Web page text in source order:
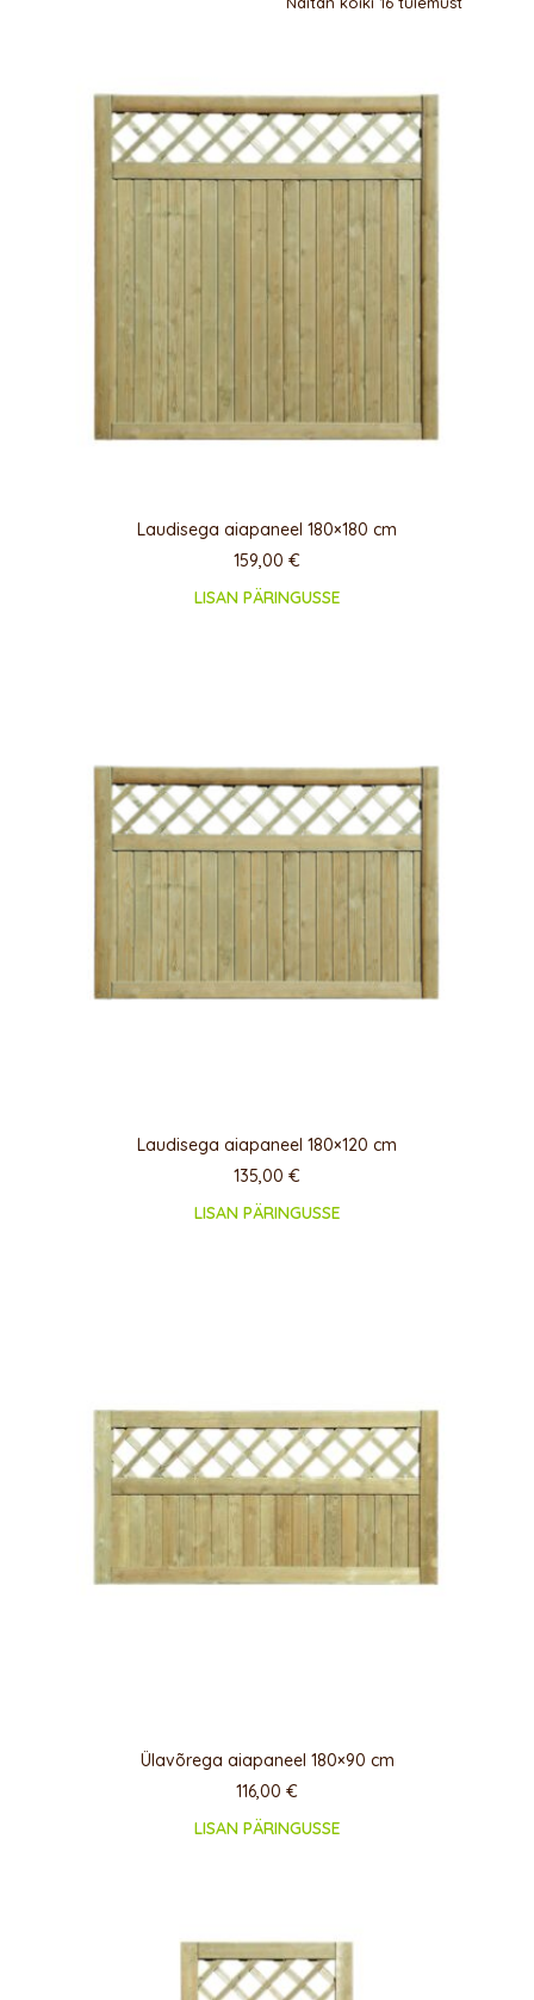
Laudisega aiapaneel 180×180 cm
159,00 €
LISAN PÄRINGUSSE
Laudisega aiapaneel 180×120 cm
135,00 €
LISAN PÄRINGUSSE
Ülavõrega aiapaneel 180×90 cm
116,00 €
LISAN PÄRINGUSSE